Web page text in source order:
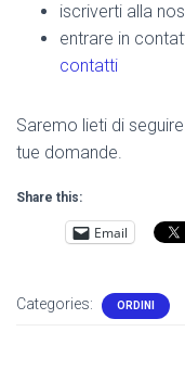
iscriverti alla
entrare in
contatti
Saremo lieti di
tue domande.
Share this:
Email
Categories: ORDINI